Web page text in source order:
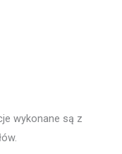
wykonane są z